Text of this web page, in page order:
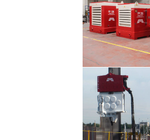
Güç
Güç
SVR 18
SVR • Vibro Çakıcı